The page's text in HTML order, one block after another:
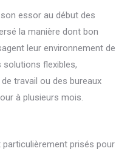
essor au début des
la manière dont bon
leur environnement de
flexibles,
travail ou des bureaux
à plusieurs mois.
prisés pour